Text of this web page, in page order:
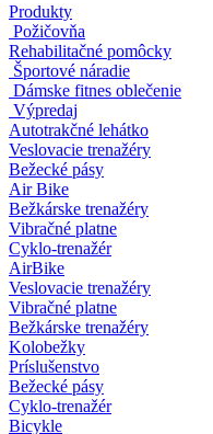
Produkty
Požičovňa
Rehabilitačné pomôcky
Športové náradie
Dámske fitnes oblečenie
Výpredaj
Autotrakčné lehátko
Veslovacie trenažéry
Bežecké pásy
Air Bike
Bežkárske trenažéry
Vibračné platne
Cyklo-trenažér
AirBike
Veslovacie trenažéry
Vibračné platne
Bežkárske trenažéry
Kolobežky
Príslušenstvo
Bežecké pásy
Cyklo-trenažér
Bicykle